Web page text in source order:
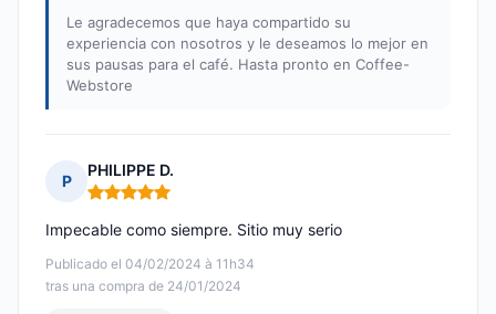
Le agradecemos que haya compartido su
experiencia con nosotros y le deseamos lo mejor en
sus pausas para el café. Hasta pronto en Coffee-
Webstore
P
PHILIPPE D.
Nota: 5 de 5
Publicado el 04/02/2024 à 11h34
tras una compra de 24/01/2024
Impecable como siempre. Sitio muy serio